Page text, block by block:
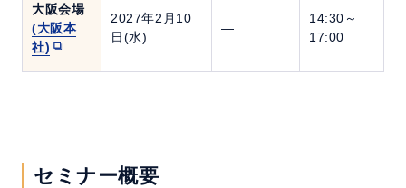
大阪会場
(大阪本
社)
2027年2月10
日(水)
―
14:30～
17:00
セミナー概要